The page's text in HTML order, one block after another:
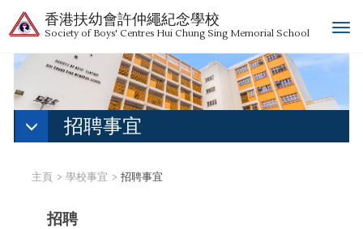
香港扶幼會許仲繩紀念學校
Society of Boys' Centres Hui Chung Sing Memorial School
T
g
l
招聘事宜
主頁 學校事宜 招聘事宜
招聘